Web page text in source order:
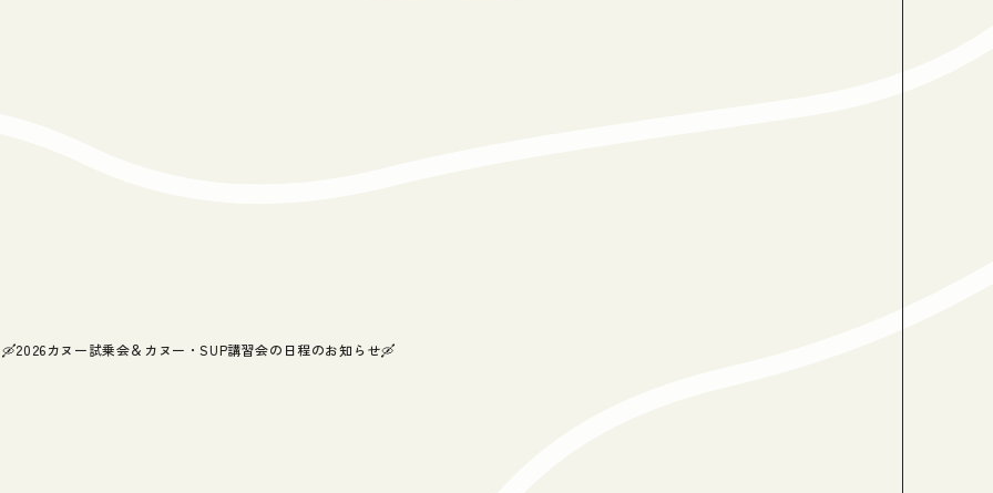
🛶2026カヌー試乗会＆カヌー・SUP講習会の日程のお知らせ🛶